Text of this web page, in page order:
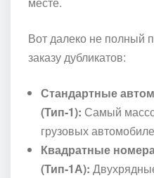
Вот далеко не полный
заказу дубликатов:
Стандартные
(Тип-1): Самый
грузовых
Квадратные
(Тип-1А):